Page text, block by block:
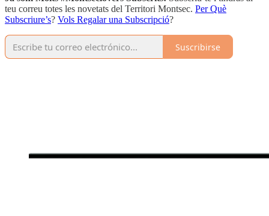
teu correu totes les novetats del Territori Montsec. Per Què
Subscriure’s? Vols Regalar una Subscripció?
Suscribirse